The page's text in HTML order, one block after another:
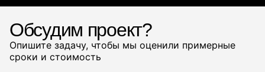
Обсудим проект?
Опишите задачу, чтобы мы оценили примерные
сроки и стоимость